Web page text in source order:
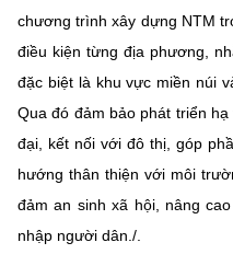
chương trình xây dựng NTM
điều kiện từng địa phương,
đặc biệt là khu vực miền núi
Qua đó đảm bảo phát triển
đại, kết nối với đô thị, góp
hướng thân thiện với môi
đảm an sinh xã hội, nâng
nhập người dân./.